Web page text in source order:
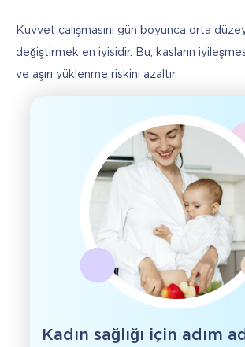
Kuvvet çalışmasını gün boyunca orta
değiştirmek en iyisidir. Bu, kasların
ve aşırı yüklenme riskini azaltır.
Kadın sağlığı için adım